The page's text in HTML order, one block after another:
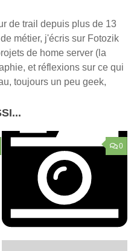
de trail depuis plus de 13
métier, j'écris sur Fotozik
de home server (la
et réflexions sur ce qui
toujours un peu geek,
0